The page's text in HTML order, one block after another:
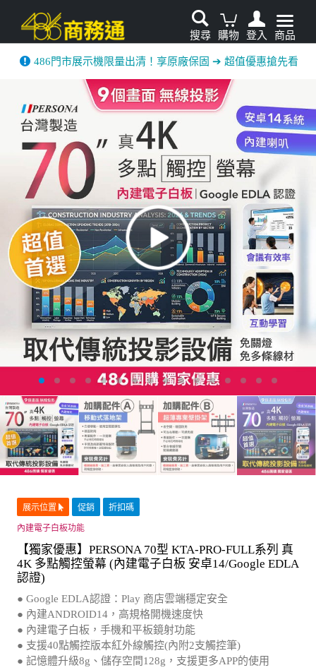
搜尋 購物 登入 商品
486門市展示機限量出清！享原廠保固 ➔ 超值優惠搶先看
家電輕鬆租．LG家電租賃65折優惠起 ▶了解更多
展示位置 促銷 折扣碼
內建電子白板功能
【獨家優惠】PERSONA 70型 KTA-PRO-FULL系列 真
4K 多點觸控螢幕 (內建電子白板 安卓14/Google EDLA
認證)
● Google EDLA認證：Play 商店雲端穩定安全
● 內建ANDROID14，高規格開機速度快
● 內建電子白板，手機和平板鏡射功能
● 支援40點觸控版本紅外線觸控(內附2支觸控筆)
● 記憶體升級8g、儲存空間128g，支援更多APP的使用